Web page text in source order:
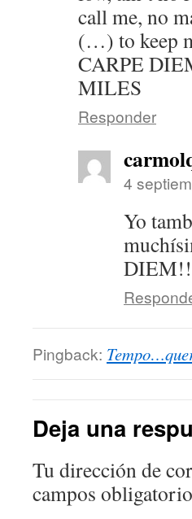
call me, no
(…) to keep
CARPE
MILES
Responder
4
Yo
Pingback:
Deja una
Tu dirección de
campos